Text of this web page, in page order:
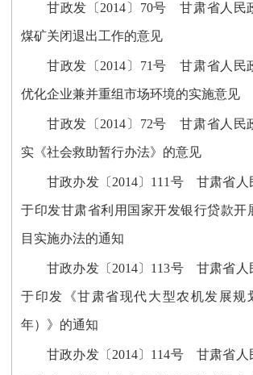
甘政发〔2014〕70号 甘肃省人民
煤矿关闭退出工作的意见
甘政发〔2014〕71号 甘肃省人民
优化企业兼并重组市场环境的实施意见
甘政发〔2014〕72号 甘肃省人民
实《社会救助暂行办法》的意见
甘政办发〔2014〕111号 甘肃省人
于印发甘肃省利用国家开发银行贷款开
目实施办法的通知
甘政办发〔2014〕113号 甘肃省人
于印发《甘肃省现代大型农机发展规
年）》的通知
甘政办发〔2014〕114号 甘肃省人